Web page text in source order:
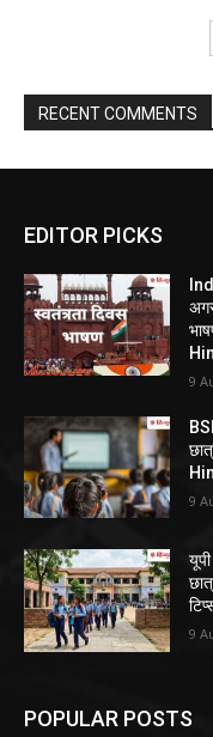
RECENT COMMENTS
EDITOR PICKS
9
9
9
POPULAR POSTS